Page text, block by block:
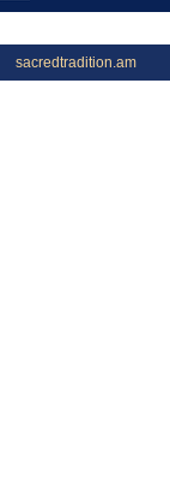
sacredtradition.am